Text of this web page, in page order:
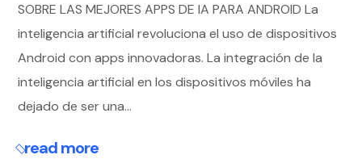
SOBRE LAS MEJORES APPS DE IA PARA ANDROID La
inteligencia artificial revoluciona el uso de dispositivos
Android con apps innovadoras. La integración de la
inteligencia artificial en los dispositivos móviles ha
dejado de ser una...
read more